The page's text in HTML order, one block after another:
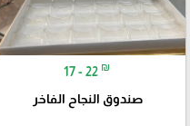
17 - 22 ₪
صندوق النجاح الفاخر